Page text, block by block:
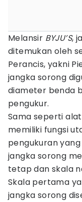
Melansir BYJU’S,
ditemukan oleh
Perancis, yakni
jangka sorong
diameter benda
pengukur.
Sama seperti
memiliki fungsi
pengukuran
jangka sorong
tetap dan skala
Skala pertama
jangka sorong